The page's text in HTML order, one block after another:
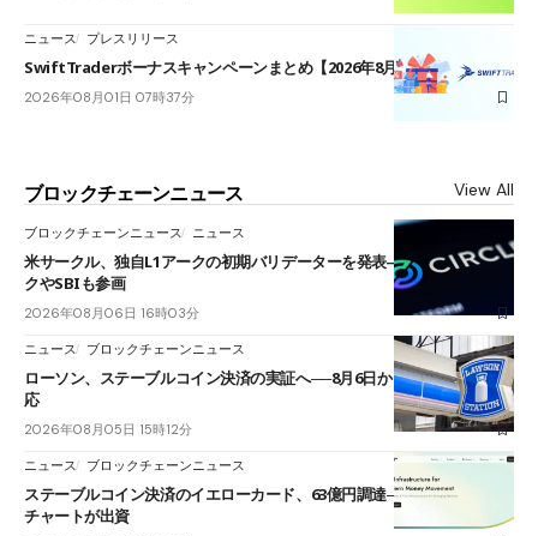
ニュース プレスリリース
SwiftTraderボーナスキャンペーンまとめ【2026年8月最新】
2026年08月01日 07時37分
ブロックチェーンニュース View All
ブロックチェーンニュース ニュース
米サークル、独自L1アークの初期バリデーターを発表――ブラックロッ
クやSBIも参画
2026年08月06日 16時03分
ニュース ブロックチェーンニュース
ローソン、ステーブルコイン決済の実証へ──8月6日からJPYCやUSDC対
応
2026年08月05日 15時12分
ニュース ブロックチェーンニュース
ステーブルコイン決済のイエローカード、63億円調達──ソニーやスタン
チャートが出資